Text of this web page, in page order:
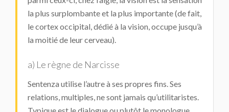
la plus surplombante et la plus importante (de fait,
le cortex occipital, dédié à la vision, occupe jusqu’à
la moitié de leur cerveau).
a) Le règne de Narcisse
Sentenza utilise l’autre à ses propres fins. Ses
relations, multiples, ne sont jamais qu’utilitaristes.